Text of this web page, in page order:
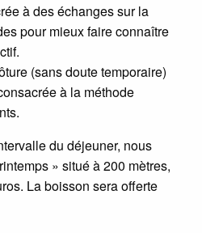
à des échanges sur la
pour mieux faire connaître
(sans doute temporaire)
à la méthode
du déjeuner, nous
» situé à 200 mètres,
La boisson sera offerte